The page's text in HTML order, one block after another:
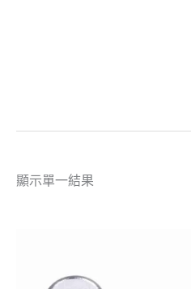
顯示單一結果